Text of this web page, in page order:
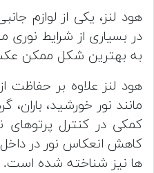
هود لنز، یکی از لوازم
در بسیاری از شرایط
به بهترین شکل ممکن
هود لنز علاوه بر حفاظت
مانند نور خورشید، باران،
کمکی در کنترل پرتوهای
کاهش انعکاس نور در
ها نیز شناخته شده است.